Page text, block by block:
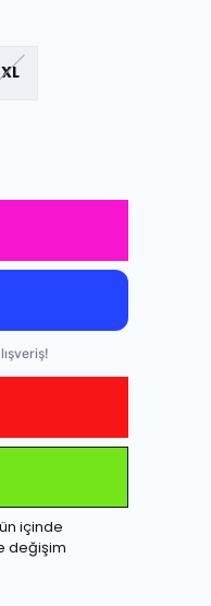
içinde
değişim